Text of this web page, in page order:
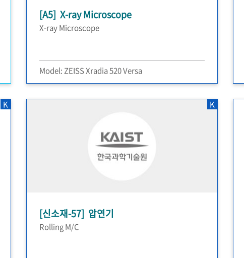
[A5] X-ray Microscope
X-ray Microscope
Model: ZEISS Xradia 520 Versa
K
[신소재-57] 압연기
Rolling M/C
K